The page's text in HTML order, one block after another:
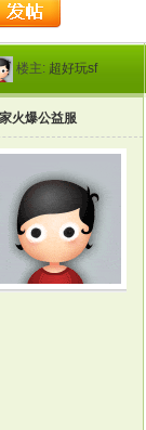
›
楼主: 超好玩sf
火爆公益服